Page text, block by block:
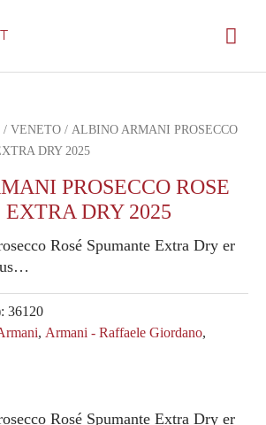
/ VENETO / ALBINO ARMANI PROSECCO
DRY 2025
PROSECCO ROSE
DRY 2025
Rosé Spumante Extra Dry er
36120
, Armani - Raffaele Giordano,
Rosé Spumante Extra Dry er